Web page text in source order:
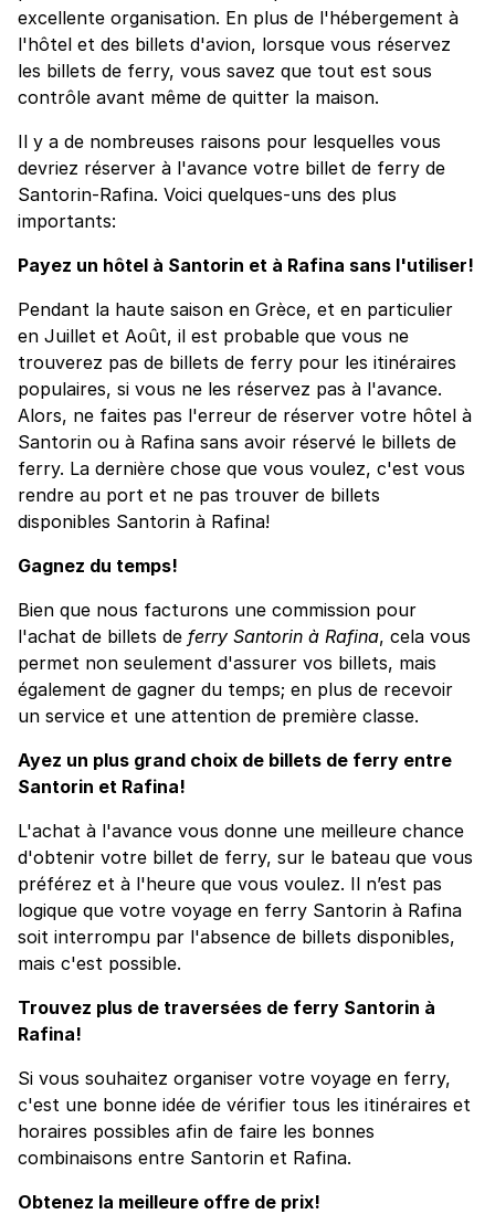
excellente organisation. En plus de l'hébergement à
l'hôtel et des billets d'avion, lorsque vous réservez
les billets de ferry, vous savez que tout est sous
contrôle avant même de quitter la maison.
Il y a de nombreuses raisons pour lesquelles vous
devriez réserver à l'avance votre billet de ferry de
Santorin-Rafina. Voici quelques-uns des plus
importants:
Payez un hôtel à Santorin et à Rafina sans l'utiliser!
Pendant la haute saison en Grèce, et en particulier
en Juillet et Août, il est probable que vous ne
trouverez pas de billets de ferry pour les itinéraires
populaires, si vous ne les réservez pas à l'avance.
Alors, ne faites pas l'erreur de réserver votre hôtel à
Santorin ou à Rafina sans avoir réservé le billets de
ferry. La dernière chose que vous voulez, c'est vous
rendre au port et ne pas trouver de billets
disponibles Santorin à Rafina!
Gagnez du temps!
Bien que nous facturons une commission pour
l'achat de billets de ferry Santorin à Rafina, cela vous
permet non seulement d'assurer vos billets, mais
également de gagner du temps; en plus de recevoir
un service et une attention de première classe.
Ayez un plus grand choix de billets de ferry entre
Santorin et Rafina!
L'achat à l'avance vous donne une meilleure chance
d'obtenir votre billet de ferry, sur le bateau que vous
préférez et à l'heure que vous voulez. Il n’est pas
logique que votre voyage en ferry Santorin à Rafina
soit interrompu par l'absence de billets disponibles,
mais c'est possible.
Trouvez plus de traversées de ferry Santorin à
Rafina!
Si vous souhaitez organiser votre voyage en ferry,
c'est une bonne idée de vérifier tous les itinéraires et
horaires possibles afin de faire les bonnes
combinaisons entre Santorin et Rafina.
Obtenez la meilleure offre de prix!